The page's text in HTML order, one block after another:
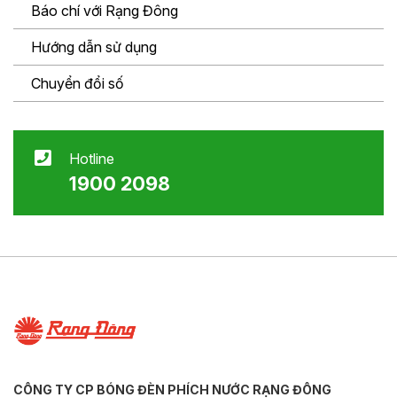
Báo chí với Rạng Đông
Hướng dẫn sử dụng
Chuyển đổi số
Hotline
1900 2098
CÔNG TY CP BÓNG ĐÈN PHÍCH NƯỚC RẠNG ĐÔNG